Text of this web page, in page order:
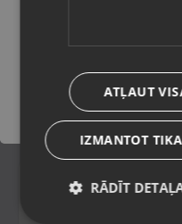
Daugavpils, 18.novembra
Stāvoklis Jauns
17.00€
ATĻAUT
IZMANTOT
RĀDĪT